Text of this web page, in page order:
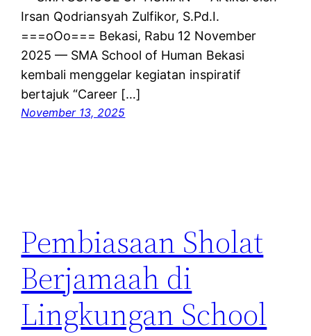
Irsan Qodriansyah Zulfikor, S.Pd.I.
===oOo=== Bekasi, Rabu 12 November
2025 — SMA School of Human Bekasi
kembali menggelar kegiatan inspiratif
bertajuk “Career […]
November 13, 2025
Pembiasaan Sholat
Berjamaah di
Lingkungan School